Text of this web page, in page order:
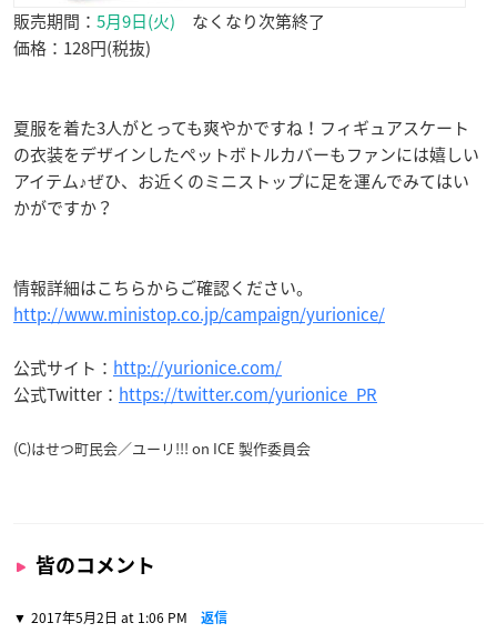
販売期間： 5月9日(火) なくなり次第終了
価格：128円(税抜)
夏服を着た3人がとっても爽やかですね！フィギュアスケート
の衣装をデザインしたペットボトルカバーもファンには嬉しい
アイテム♪ぜひ、お近くのミニストップに足を運んでみてはい
かがですか？
情報詳細はこちらからご確認ください。
http://www.ministop.co.jp/campaign/yurionice/
公式サイト： http://yurionice.com/
公式Twitter： https://twitter.com/yurionice_PR
(C)はせつ町民会／ユーリ!!! on ICE 製作委員会
皆のコメント
2017年5月2日 at 1:06 PM 返信